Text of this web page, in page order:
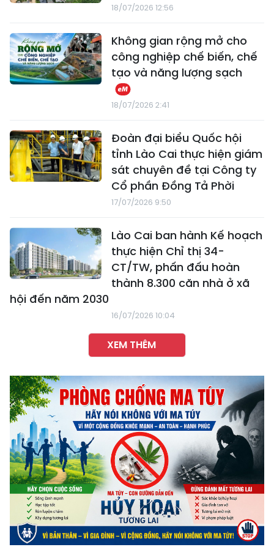
18/07/2026 12:56
Không gian rộng mở cho
công nghiệp chế biến, chế
tạo và năng lượng sạch
18/07/2026 2:41
Đoàn đại biểu Quốc hội
tỉnh Lào Cai thực hiện giám
sát chuyên đề tại Công ty
Cổ phần Đồng Tả Phời
17/07/2026 9:50
Lào Cai ban hành Kế hoạch
thực hiện Chỉ thị 34-
CT/TW, phấn đấu hoàn
thành 8.300 căn nhà ở xã
hội đến năm 2030
16/07/2026 10:04
XEM THÊM